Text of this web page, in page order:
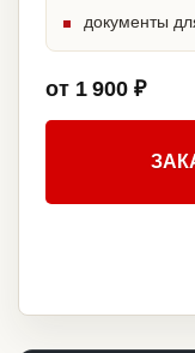
документы
от 1 900 ₽